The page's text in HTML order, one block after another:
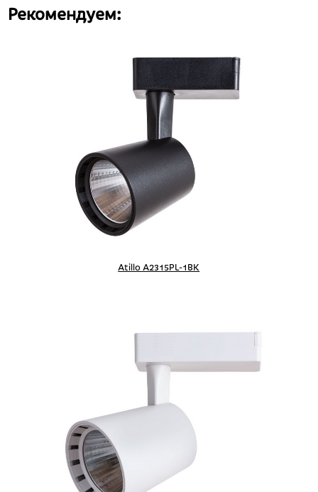
Рекомендуем:
Atillo A2315PL-1BK